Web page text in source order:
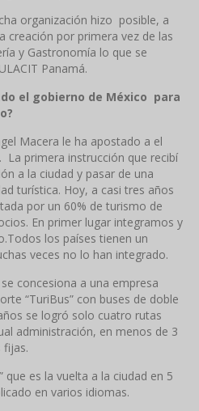
organización hizo posible, a
creación por primera vez de las
y Gastronomía lo que se
Panamá.
el gobierno de México para
Macera le ha apostado a el
primera instrucción que recibí
a la ciudad y pasar de una
turística. Hoy, a casi tres años
por un 60% de turismo de
En primer lugar integramos y
los países tienen un
veces no lo han integrado.
concesiona a una empresa
“TuriBus” con buses de doble
se logró solo cuatro rutas
administración, en menos de 3
fijas.
que es la vuelta a la ciudad en 5
en varios idiomas.